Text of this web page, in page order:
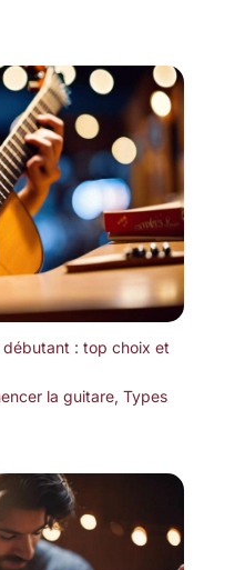
: top choix et
la guitare, Types